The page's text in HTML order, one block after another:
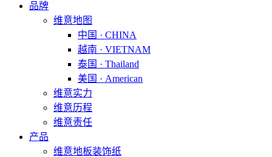
品牌
维意地图
中国 · CHINA
越南 · VIETNAM
泰国 · Thailand
美国 · American
维意实力
维意历程
维意责任
产品
维意地板装饰纸